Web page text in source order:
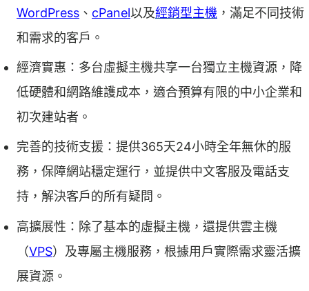
WordPress 、 cPanel以及經銷型主機 ，滿足不同技術
和需求的客戶。
經濟實惠：多台虛擬主機共享一台獨立主機資源，降
低硬體和網路維護成本，適合預算有限的中小企業和
初次建站者。
完善的技術支援：提供365天24小時全年無休的服
務，保障網站穩定運行，並提供中文客服及電話支
持，解決客戶的所有疑問。
高擴展性：除了基本的虛擬主機，還提供雲主機
（VPS）及專屬主機服務，根據用戶實際需求靈活擴
展資源。